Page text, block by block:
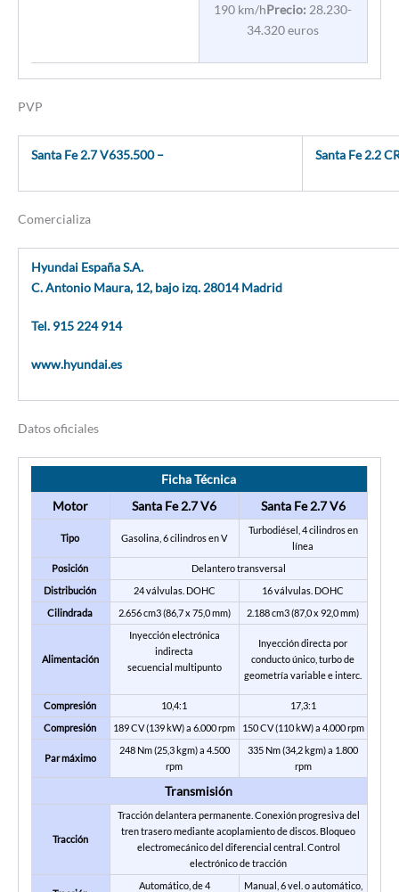
190 km/hPrecio: 28.230-
34.320 euros
PVP
Santa Fe 2.7 V635.500 – Santa Fe 2.2
Comercializa
Hyundai España S.A.
C. Antonio Maura, 12, bajo izq. 28014 Madrid
Tel. 915 224 914
www.hyundai.es
Datos oficiales
Ficha Técnica
Motor
Santa Fe 2.7 V6 Santa Fe 2.7 V6
Tipo Gasolina, 6 cilindros en V
Turbodiésel, 4 cilindros en
línea
Posición
Delantero transversal
Distribución
24 válvulas. DOHC
16 válvulas. DOHC
Cilindrada
2.656 cm3 (86,7 x 75,0 mm) 2.188 cm3 (87,0 x 92,0 mm)
Alimentación
Inyección electrónica
indirecta
secuencial multipunto
Inyección directa por
conducto único, turbo de
geometría variable e interc.
Compresión 10,4:1
17,3:1
Compresión
189 CV (139 kW) a 6.000 rpm 150 CV (110 kW) a 4.000 rpm
Par máximo
248 Nm (25,3 kgm) a 4.500
rpm
335 Nm (34,2 kgm) a 1.800
rpm
Transmisión
Tracción
Tracción delantera permanente. Conexión progresiva del
tren trasero mediante acoplamiento de discos. Bloqueo
electromecánico del diferencial central. Control
electrónico de tracción
Automático, de 4
Manual, 6 vel. o automático,